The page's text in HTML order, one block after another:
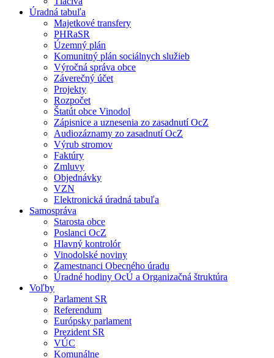
Úradná tabuľa
Majetkové transfery
PHRaSR
Územný plán
Komunitný plán sociálnych služieb
Výročná správa obce
Záverečný účet
Projekty
Rozpočet
Štatút obce Vinodol
Zápisnice a uznesenia zo zasadnutí OcZ
Audiozáznamy zo zasadnutí OcZ
Výrub stromov
Faktúry
Zmluvy
Objednávky
VZN
Elektronická úradná tabuľa
Samospráva
Starosta obce
Poslanci OcZ
Hlavný kontrolór
Vinodolské noviny
Zamestnanci Obecného úradu
Úradné hodiny OcÚ a Organizačná štruktúra
Voľby
Parlament SR
Referendum
Európsky parlament
Prezident SR
VÚC
Komunálne